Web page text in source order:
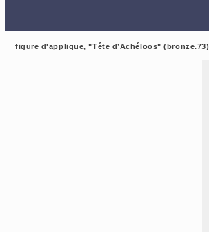
figure d'applique, "Tête d’Achéloos" (bronze.73)